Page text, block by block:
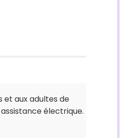
et aux adultes de
électrique.